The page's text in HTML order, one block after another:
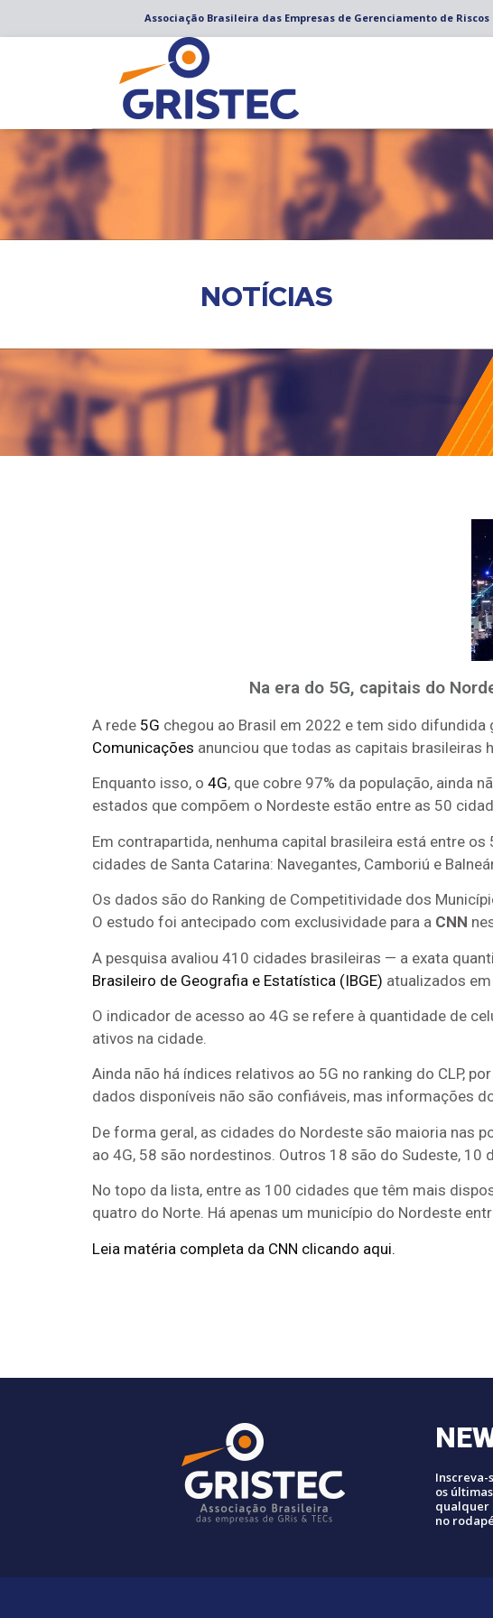
Associação Brasileira das Empresas de Gerenciamento de
NOTÍCIAS
Na era do 5G, capitais do
A rede 5G chegou ao Brasil em 2022 e tem sido
Comunicações anunciou que todas as capitais
Enquanto isso, o 4G, que cobre 97% da população, ainda
estados que compõem o Nordeste estão entre as 50
Em contrapartida, nenhuma capital brasileira está entre
cidades de Santa Catarina: Navegantes, Camboriú e
Os dados são do Ranking de Competitividade dos
O estudo foi antecipado com exclusividade para a CNN
A pesquisa avaliou 410 cidades brasileiras — a exata
Brasileiro de Geografia e Estatística (IBGE) atualizados em
O indicador de acesso ao 4G se refere à quantidade de
ativos na cidade.
Ainda não há índices relativos ao 5G no ranking do CLP,
dados disponíveis não são confiáveis, mas informações
De forma geral, as cidades do Nordeste são maioria nas
ao 4G, 58 são nordestinos. Outros 18 são do Sudeste, 10
No topo da lista, entre as 100 cidades que têm mais
quatro do Norte. Há apenas um município do Nordeste
Leia matéria completa da CNN clicando aqui.
Inscreva-
os
qualquer
no